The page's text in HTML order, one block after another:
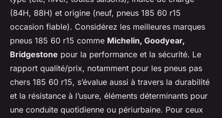
(84H, 88H) et origine (neuf, pneus 185 60 r15
occasion fiable). Considérez les meilleures marques
pneus 185 60 r15 comme Michelin, Goodyear,
Bridgestone pour la performance et la sécurité. Le
rapport qualité/prix, notamment pour les pneus pas
chers 185 60 r15, s’évalue aussi à travers la durabilité
et la résistance à l’usure, éléments déterminants pour
une conduite quotidienne ou périurbaine. Pour ceux